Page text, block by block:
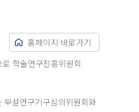
홈페이지 바로가기
학술연구진흥위원회
설연구기구심의위원회와